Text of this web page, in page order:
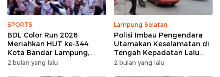
SPORTS
BDL Color Run 2026
Meriahkan HUT ke-344
Kota Bandar Lampung,
Wujud Semangat Sehat
2 bulan yang lalu
Lampung Selatan
Polisi Imbau Pengendara
Utamakan Keselamatan di
Tengah Kepadatan Lalu
Lintas Pagi Hari
2 bulan yang lalu